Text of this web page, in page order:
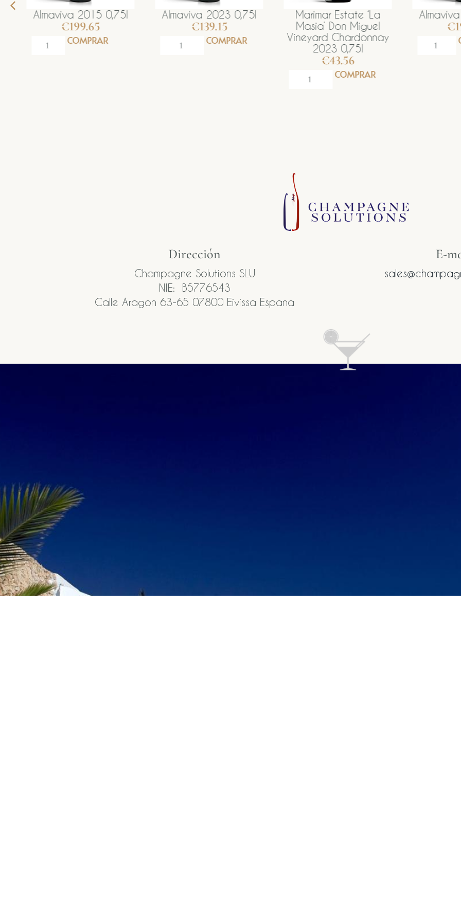
Almaviva 2015 0,75l
€199.65
COMPRAR
Almaviva 2023 0,75l
€139.15
COMPRAR
Marimar Estate ‘La
Masia’ Don Miguel
Vineyard Chardonnay
2023 0,75l
€43.56
COMPRAR
€
Dirección
Champagne Solutions SLU
NIE: B5776543
Calle Aragon 63-65 07800 Eivissa Espana
E-